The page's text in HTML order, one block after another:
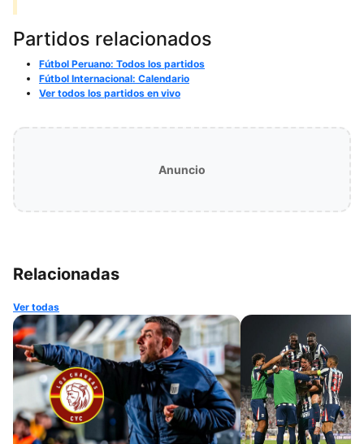
Partidos relacionados
Fútbol Peruano: Todos los partidos
Fútbol Internacional: Calendario
Ver todos los partidos en vivo
Anuncio
Relacionadas
Ver todas